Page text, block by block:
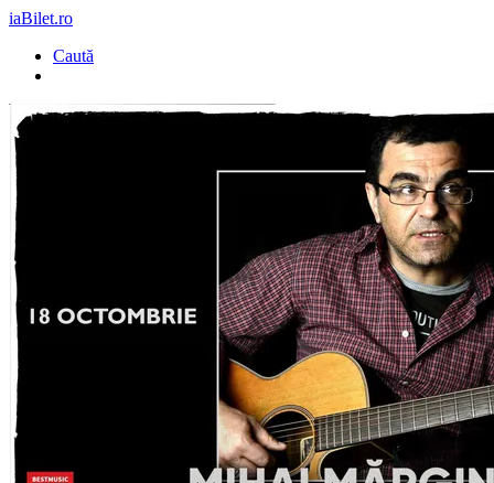
iaBilet.ro
Caută